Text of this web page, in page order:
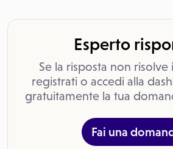
Esperto
Se la risposta non
registrati o accedi alla
gratuitamente la tua
Fai una